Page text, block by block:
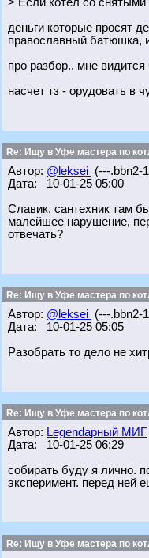
деньги которые просят
православный батюшка,
про разбор.. мне
насчет тз - орудовать в
Re: Ищу в Уфе мастера по
Автор: @leksei (---.bbn2-
Дата: 10-01-25 05:00
Славик, сантехник там
малейшее нарушение,
отвечать?
Re: Ищу в Уфе мастера по
Автор: @leksei (---.bbn2-
Дата: 10-01-25 05:05
Разобрать то дело не
Re: Ищу в Уфе мастера по
Автор: Legendарный МИГ
Дата: 10-01-25 06:29
собирать буду я лично.
эксперимент. перед ней
Re: Ищу в Уфе мастера по